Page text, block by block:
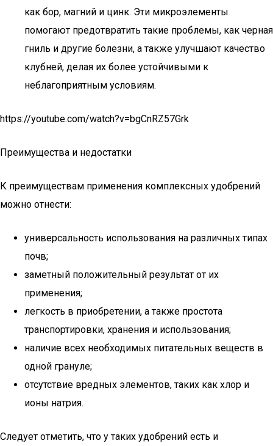
как бор, магний и цинк. Эти микроэлементы
помогают предотвратить такие проблемы, как черная
гниль и другие болезни, а также улучшают качество
клубней, делая их более устойчивыми к
неблагоприятным условиям.
https://youtube.com/watch?v=bgCnRZ57Grk
Преимущества и недостатки
К преимуществам применения комплексных удобрений
можно отнести:
универсальность использования на различных типах
почв;
заметный положительный результат от их
применения;
легкость в приобретении, а также простота
транспортировки, хранения и использования;
наличие всех необходимых питательных веществ в
одной грануле;
отсутствие вредных элементов, таких как хлор и
ионы натрия.
Следует отметить, что у таких удобрений есть и